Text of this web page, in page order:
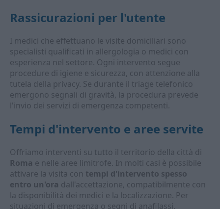
Rassicurazioni per l'utente
I medici che effettuano le visite domiciliari sono
specialisti qualificati in allergologia o medici con
esperienza nel settore. Ogni intervento segue
procedure di igiene e sicurezza, con attenzione alla
tutela della privacy. Se durante il triage telefonico
emergono segnali di gravità, la procedura prevede
l'invio dei servizi di emergenza competenti.
Tempi d'intervento e aree servite
Offriamo interventi su tutto il territorio della città di
Roma e nelle aree limitrofe. In molti casi è possibile
attivare la visita con tempi d'intervento spesso
entro un'ora dall'accettazione, compatibilmente con
la disponibilità dei medici e la localizzazione. Per
situazioni di emergenza o segni di anafilassi,